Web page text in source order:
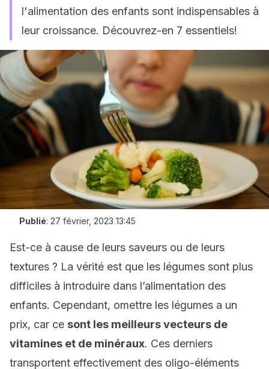
l'alimentation des enfants sont indispensables à
leur croissance. Découvrez-en 7 essentiels!
Publié: 27 février, 2023 13:45
Est-ce à cause de leurs saveurs ou de leurs
textures ? La vérité est que les légumes sont plus
difficiles à introduire dans l’alimentation des
enfants. Cependant, omettre les légumes a un
prix, car ce sont les meilleurs vecteurs de
vitamines et de minéraux. Ces derniers
transportent effectivement des oligo-éléments